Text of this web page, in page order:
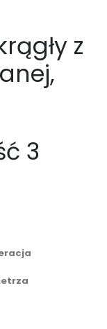
z
3